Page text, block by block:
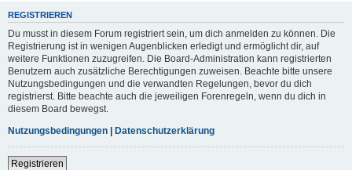
REGISTRIEREN
Du musst in diesem Forum registriert sein, um dich anmelden zu können. Die
Registrierung ist in wenigen Augenblicken erledigt und ermöglicht dir, auf
weitere Funktionen zuzugreifen. Die Board-Administration kann registrierten
Benutzern auch zusätzliche Berechtigungen zuweisen. Beachte bitte unsere
Nutzungsbedingungen und die verwandten Regelungen, bevor du dich
registrierst. Bitte beachte auch die jeweiligen Forenregeln, wenn du dich in
diesem Board bewegst.
Nutzungsbedingungen | Datenschutzerklärung
Registrieren